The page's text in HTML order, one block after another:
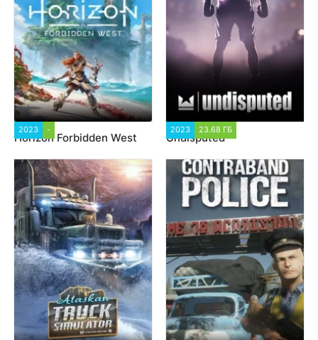
2023 -
Horizon Forbidden West
2023 23.68 ГБ
Undisputed